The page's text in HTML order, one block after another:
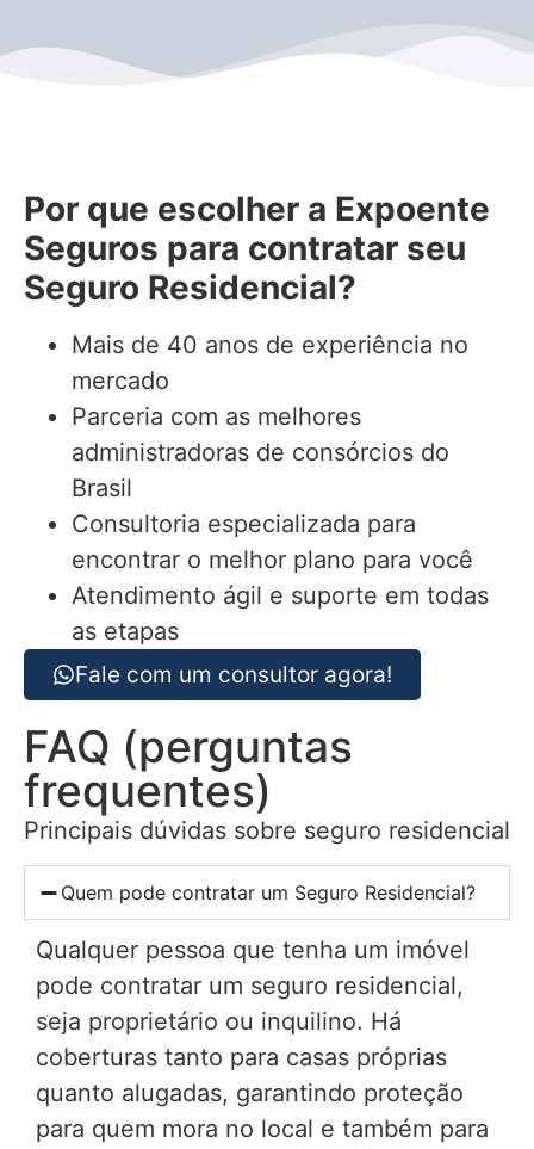
Por que escolher a Expoente
Seguros para contratar seu
Seguro Residencial?
Mais de 40 anos de experiência no
mercado
Parceria com as melhores
administradoras de consórcios do
Brasil
Consultoria especializada para
encontrar o melhor plano para você
Atendimento ágil e suporte em todas
as etapas
Fale com um consultor agora!
FAQ (perguntas
frequentes)
Principais dúvidas sobre seguro residencial
Quem pode contratar um Seguro Residencial?
Qualquer pessoa que tenha um imóvel
pode contratar um seguro residencial,
seja proprietário ou inquilino. Há
coberturas tanto para casas próprias
quanto alugadas, garantindo proteção
para quem mora no local e também para